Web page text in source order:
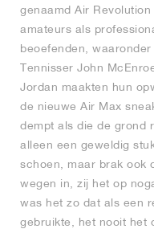
genaamd Air
amateurs als
beoefenden,
Tennisser John
Jordan maakten hun
de nieuwe Air Max
dempt als die de grond
alleen een geweldig
schoen, maar brak ook
wegen in, zij het op
was het zo dat als een
gebruikte, het nooit het